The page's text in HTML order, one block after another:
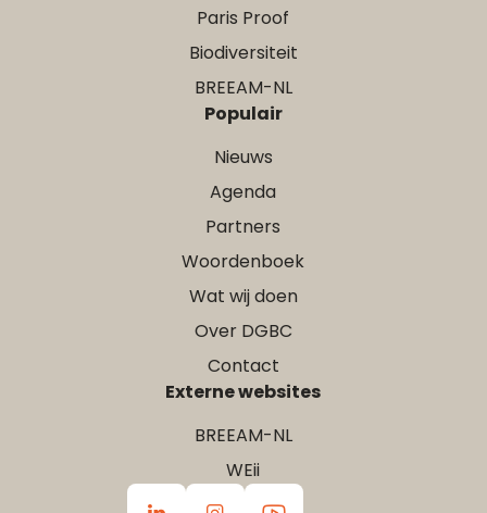
Paris Proof
Biodiversiteit
BREEAM-NL
Populair
Nieuws
Agenda
Partners
Woordenboek
Wat wij doen
Over DGBC
Contact
Externe websites
BREEAM-NL
WEii